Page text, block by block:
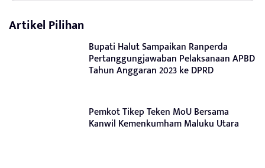
Artikel Pilihan
Bupati Halut Sampaikan Ranperda
Pertanggungjawaban Pelaksanaan APBD
Tahun Anggaran 2023 ke DPRD
Pemkot Tikep Teken MoU Bersama
Kanwil Kemenkumham Maluku Utara